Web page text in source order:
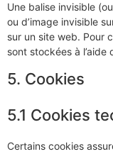
Une balise invisible
ou d’image invisible
sur un site web. Pour
sont stockées à l’aide
5. Cookies
5.1 Cookies
Certains cookies